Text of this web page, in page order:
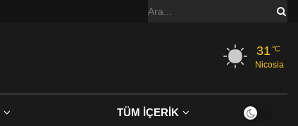
31 °C
Nicosia
TÜM İÇERİK